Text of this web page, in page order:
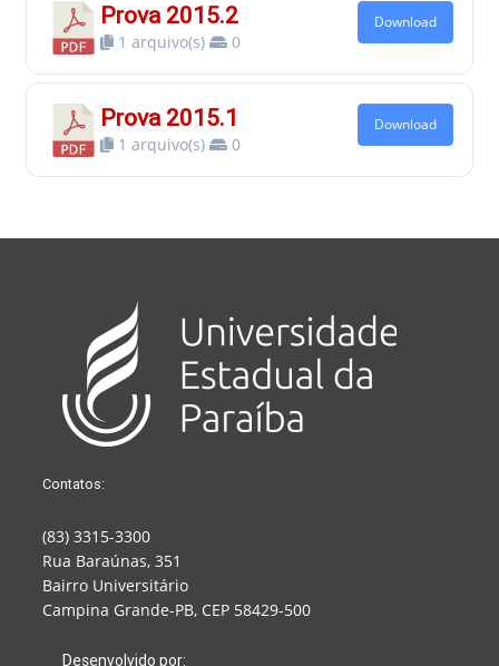
Prova 2015.2
1 arquivo(s) 0
Download
Prova 2015.1
1 arquivo(s) 0
Download
Contatos:
(83) 3315-3300
Rua Baraúnas, 351
Bairro Universitário
Campina Grande-PB, CEP 58429-500
Desenvolvido por: